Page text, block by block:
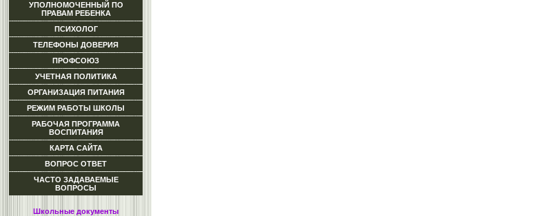
УПОЛНОМОЧЕННЫЙ ПО
ПРАВАМ РЕБЕНКА
ПСИХОЛОГ
ТЕЛЕФОНЫ ДОВЕРИЯ
ПРОФСОЮЗ
УЧЕТНАЯ ПОЛИТИКА
ОРГАНИЗАЦИЯ ПИТАНИЯ
РЕЖИМ РАБОТЫ ШКОЛЫ
РАБОЧАЯ ПРОГРАММА
ВОСПИТАНИЯ
КАРТА САЙТА
ВОПРОС ОТВЕТ
ЧАСТО ЗАДАВАЕМЫЕ
ВОПРОСЫ
Школьные документы